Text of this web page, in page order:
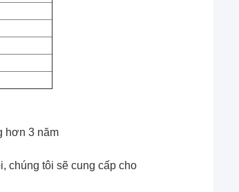
hơn 3 năm
chúng tôi sẽ cung cấp cho